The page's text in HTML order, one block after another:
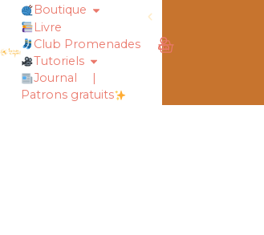
obtiens 20% de
Boutique
Livre
Club Promenades
Tutoriels
Journal
|
Patrons gratuits